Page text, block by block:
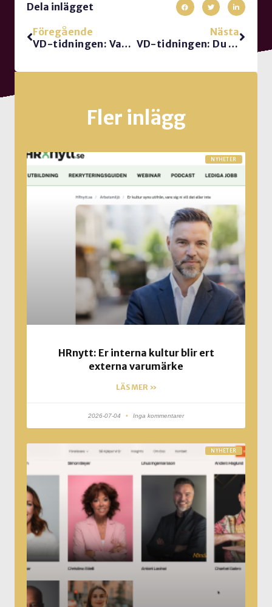
Dela inlägget
Föregående
VD-tidningen: Vad händer om chefen tappar gnistan?
Nästa
VD-tidningen: Du behövs, vd – men inte för det du tror…
Fler inlägg
NYHETER
HRnytt: Er interna kultur blir ert
externa varumärke
LÄS MER »
2026-07-04 Inga kommentarer
NYHETER